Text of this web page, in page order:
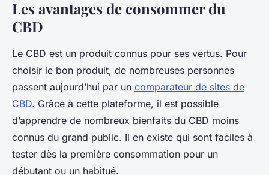
Les avantages de consommer du
CBD
Le CBD est un produit connus pour ses vertus. Pour
choisir le bon produit, de nombreuses personnes
passent aujourd’hui par un comparateur de sites de
CBD. Grâce à cette plateforme, il est possible
d’apprendre de nombreux bienfaits du CBD moins
connus du grand public. Il en existe qui sont faciles à
tester dès la première consommation pour un
débutant ou un habitué.